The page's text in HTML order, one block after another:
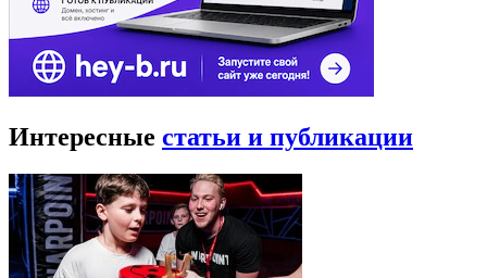
Интересные статьи и публикации